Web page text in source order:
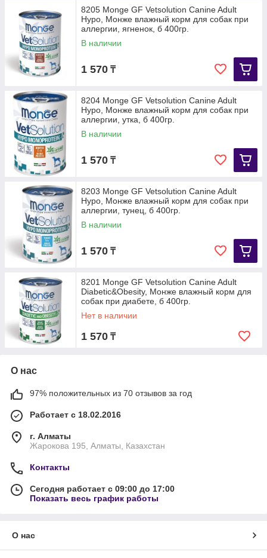
8205 Monge GF Vetsolution Canine Adult
Hypo, Монже влажный корм для собак при
аллергии, ягненок, б 400гр.
В наличии
1 570 ₸
8204 Monge GF Vetsolution Canine Adult
Hypo, Монже влажный корм для собак при
аллергии, утка, б 400гр.
В наличии
1 570 ₸
8203 Monge GF Vetsolution Canine Adult
Hypo, Монже влажный корм для собак при
аллергии, тунец, б 400гр.
В наличии
1 570 ₸
8201 Monge GF Vetsolution Canine Adult
Diabetic&Obesity, Монже влажный корм для
собак при диабете, б 400гр.
Нет в наличии
1 570 ₸
О нас
97% положительных из 70 отзывов за год
Работает с 18.02.2016
г. Алматы
Жарокова 195, Алматы, Казахстан
Контакты
Сегодня работает с 09:00 до 17:00
Показать весь график работы
О нас